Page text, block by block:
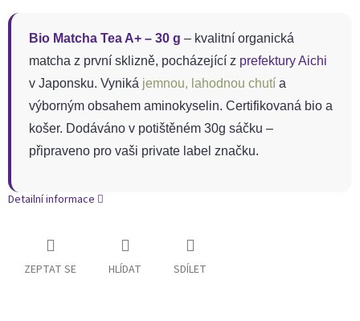
Bio Matcha Tea A+ – 30 g – kvalitní organická
matcha z první sklizně, pocházející z prefektury Aichi
v Japonsku. Vyniká jemnou, lahodnou chutí a
výborným obsahem aminokyselin. Certifikovaná bio a
košer. Dodáváno v potištěném 30g sáčku –
připraveno pro vaši private label značku.
Detailní informace
ZEPTAT SE HLÍDAT SDÍLET